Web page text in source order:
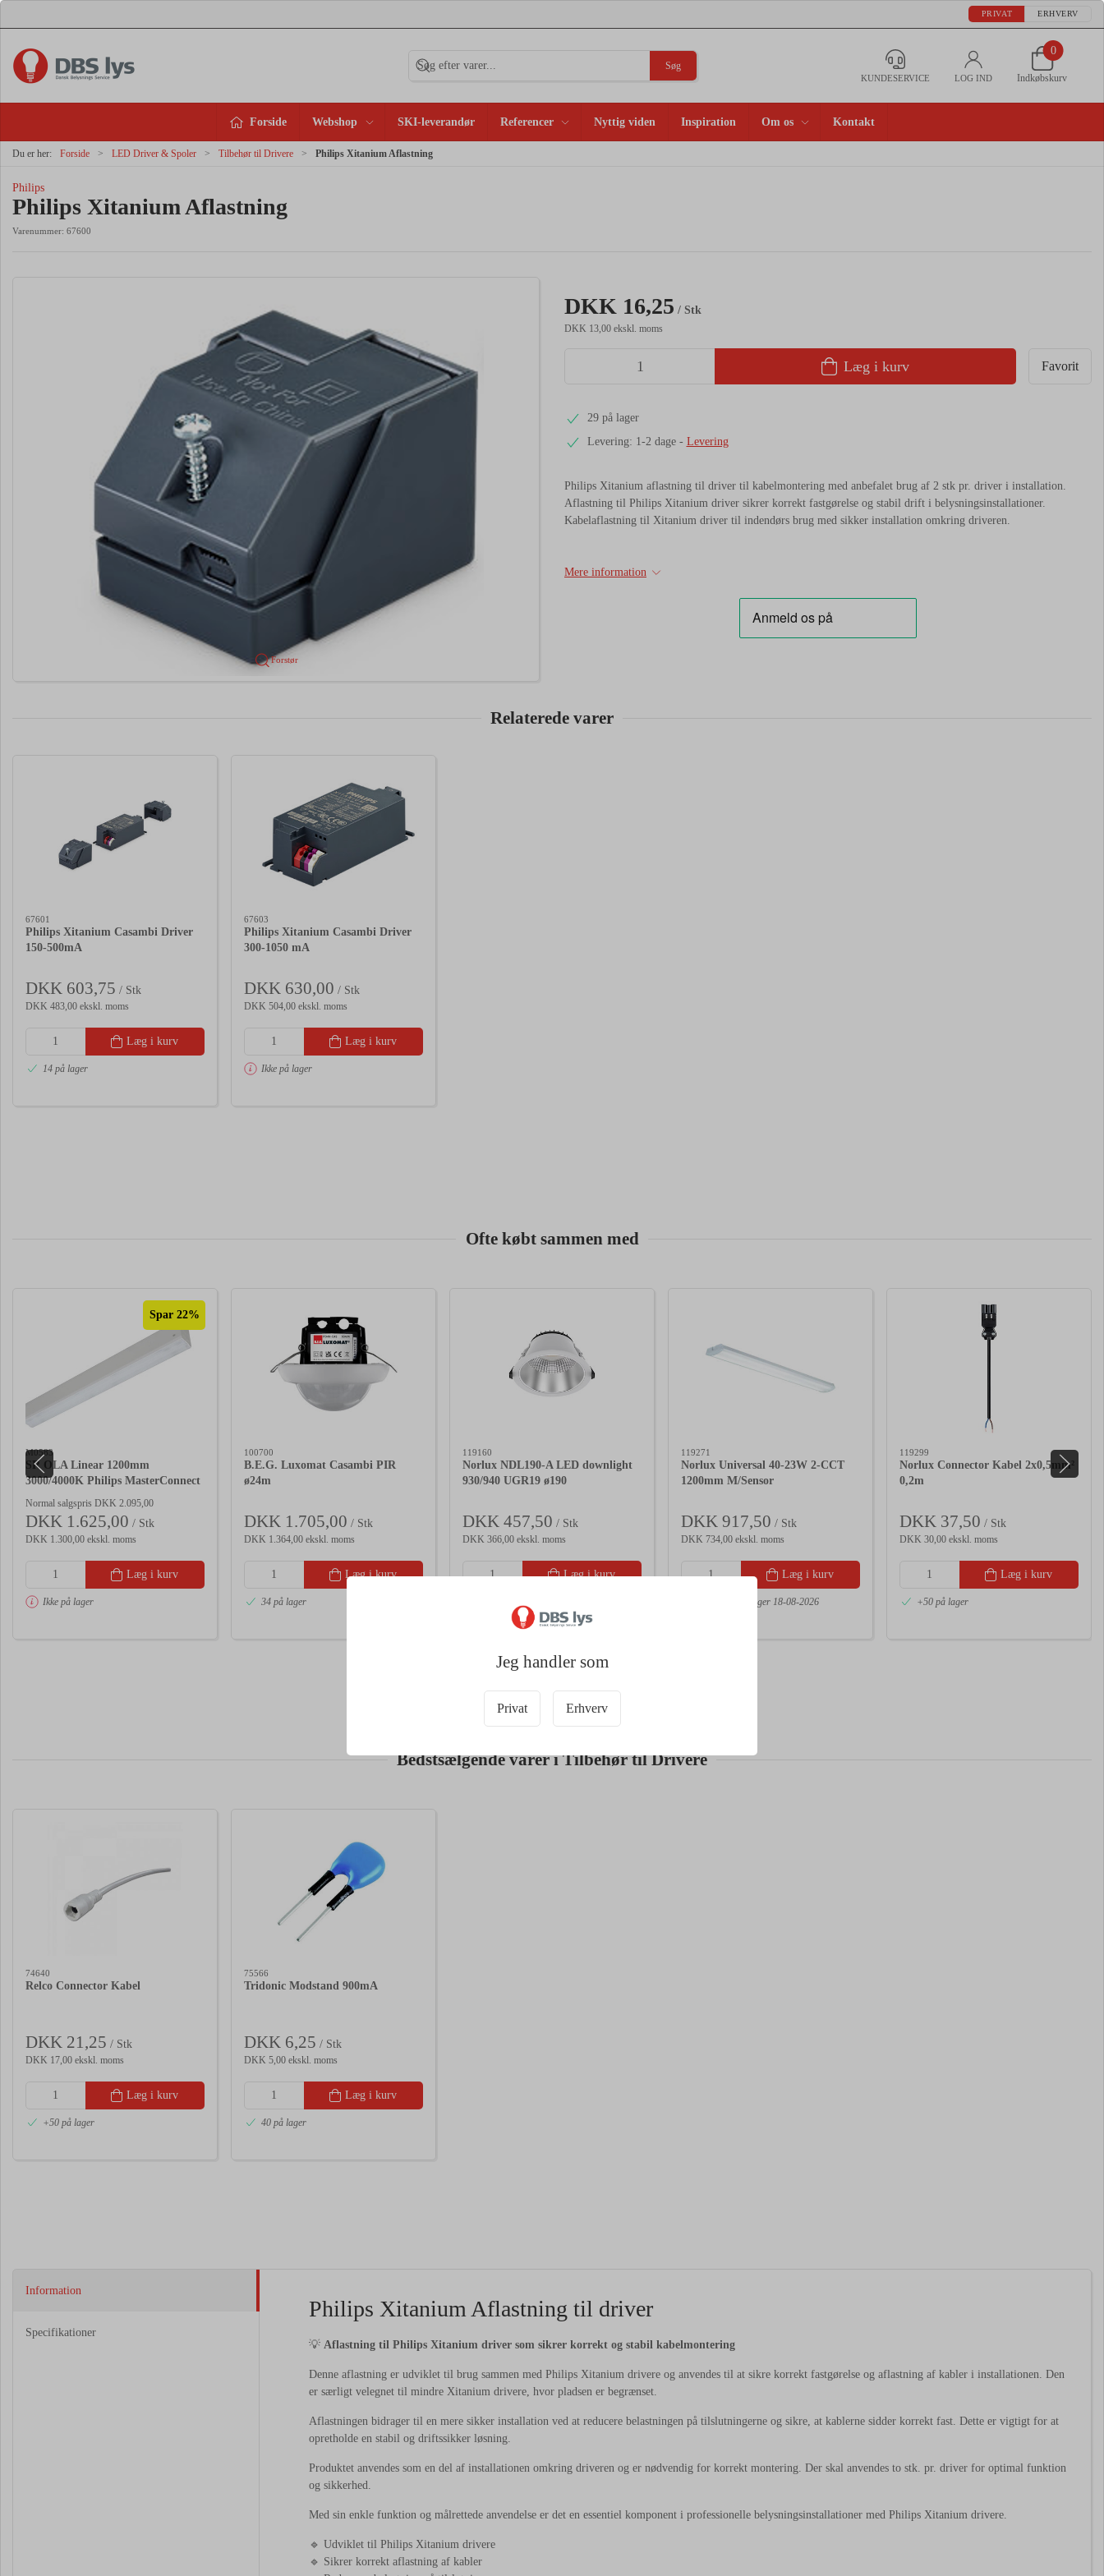
PRIVAT ERHVERV
Søg
KUNDESERVICE LOG IND
0
Indkøbskurv
Forside Webshop SKI-leverandør Referencer Nyttig viden Inspiration Om os Kontakt
Du er her: Forside LED Driver & Spoler Tilbehør til Drivere Philips Xitanium Aflastning
Jeg handler som
Privat Erhverv
Philips
Philips Xitanium Aflastning
Varenummer: 67600
Forstør
DKK 16,25 / Stk
DKK 13,00 ekskl. moms
Læg i kurv Favorit
29 på lager
Levering: 1-2 dage- Levering
Philips Xitanium aflastning til driver til kabelmontering med anbefalet brug af 2 stk pr. driver i installation.
Aflastning til Philips Xitanium driver sikrer korrekt fastgørelse og stabil drift i belysningsinstallationer.
Kabelaflastning til Xitanium driver til indendørs brug med sikker installation omkring driveren.
Mere information
Relaterede varer
67601
Philips Xitanium Casambi Driver
150-500mA
DKK 603,75 / Stk
DKK 483,00 ekskl. moms
Læg i kurv
14 på lager
67603
Philips Xitanium Casambi Driver
300-1050 mA
DKK 630,00 / Stk
DKK 504,00 ekskl. moms
Læg i kurv
Ikke på lager
Ofte købt sammen med
Spar 22%
M0583
SR OLA Linear 1200mm
3000/4000K Philips MasterConnect
Normal salgspris DKK 2.095,00
DKK 1.625,00 / Stk
DKK 1.300,00 ekskl. moms
Læg i kurv
Ikke på lager
100700
B.E.G. Luxomat Casambi PIR
ø24m
DKK 1.705,00 / Stk
DKK 1.364,00 ekskl. moms
Læg i kurv
34 på lager
119160
Norlux NDL190-A LED downlight
930/940 UGR19 ø190
DKK 457,50 / Stk
DKK 366,00 ekskl. moms
Læg i kurv
119271
Norlux Universal 40-23W 2-CCT
1200mm M/Sensor
DKK 917,50 / Stk
DKK 734,00 ekskl. moms
Læg i kurv
Forventet på lager 18-08-2026
119299
Norlux Connector Kabel 2x0,5mm²
0,2m
DKK 37,50 / Stk
DKK 30,00 ekskl. moms
Læg i kurv
+50 på lager
Bedstsælgende varer i Tilbehør til Drivere
74640
Relco Connector Kabel
DKK 21,25 / Stk
DKK 17,00 ekskl. moms
Læg i kurv
+50 på lager
75566
Tridonic Modstand 900mA
DKK 6,25 / Stk
DKK 5,00 ekskl. moms
Læg i kurv
40 på lager
Information
Specifikationer
Philips Xitanium Aflastning til driver
💡 Aflastning til Philips Xitanium driver som sikrer korrekt og stabil kabelmontering
Denne aflastning er udviklet til brug sammen med Philips Xitanium drivere og anvendes til at sikre korrekt fastgørelse og aflastning af kabler i installationen. Den
er særligt velegnet til mindre Xitanium drivere, hvor pladsen er begrænset.
Aflastningen bidrager til en mere sikker installation ved at reducere belastningen på tilslutningerne og sikre, at kablerne sidder korrekt fast. Dette er vigtigt for at
opretholde en stabil og driftssikker løsning.
Produktet anvendes som en del af installationen omkring driveren og er nødvendig for korrekt montering. Der skal anvendes to stk. pr. driver for optimal funktion
og sikkerhed.
Med sin enkle funktion og målrettede anvendelse er det en essentiel komponent i professionelle belysningsinstallationer med Philips Xitanium drivere.
🔹 Udviklet til Philips Xitanium drivere
🔹 Sikrer korrekt aflastning af kabler